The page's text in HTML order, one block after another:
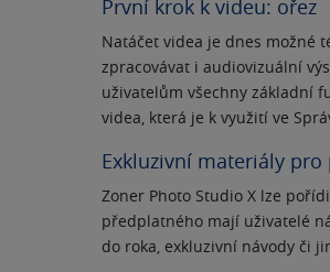
První krok k videu: ořez
Natáčet videa je dnes možné
zpracovávat i audiovizuální
uživatelům všechny základní
videa, která je k využití ve
Exkluzivní materiály
Zoner Photo Studio X lze
předplatného mají uživatelé
do roka, exkluzivní návody či